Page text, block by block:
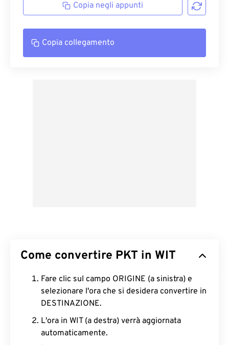
Copia negli appunti
Copia collegamento
Come convertire PKT in WIT
Fare clic sul campo ORIGINE (a sinistra) e
selezionare l'ora che si desidera convertire in
DESTINAZIONE.
L'ora in WIT (a destra) verrà aggiornata
automaticamente.